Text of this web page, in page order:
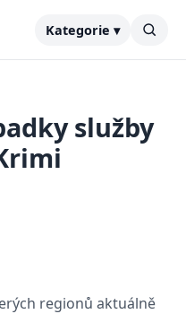
Kategorie ▾
služby
regionů aktuálně